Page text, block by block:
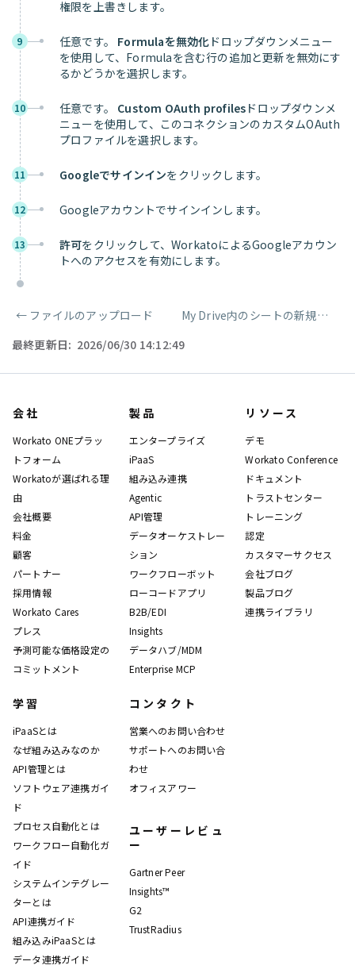
権限を上書きします。
9 任意です。 Formulaを無効化 ドロップダウンメニュー
を使用して、Formulaを含む行の追加と更新を無効にす
るかどうかを選択します。
10 任意です。 Custom OAuth profiles ドロップダウンメ
ニューを使用して、このコネクションのカスタムOAuth
プロファイルを選択します。
11 Googleでサインインをクリックします。
12 Googleアカウントでサインインします。
13 許可をクリックして、WorkatoによるGoogleアカウン
トへのアクセスを有効にします。
ページャー
← ファイルのアップロード My Drive内のシートの新規行
最終更新日: 2026/06/30 14:12:49
会社
Workato ONEプラッ
トフォーム
Workatoが選ばれる理
由
会社概要
料金
顧客
パートナー
採用情報
Workato Cares
プレス
予測可能な価格設定の
コミットメント
製品
エンタープライズ
iPaaS
組み込み連携
Agentic
API管理
データオーケストレー
ション
ワークフローボット
ローコードアプリ
B2B/EDI
Insights
データハブ/MDM
Enterprise MCP
リソース
デモ
Workato Conference
ドキュメント
トラストセンター
トレーニング
認定
カスタマーサクセス
会社ブログ
製品ブログ
連携ライブラリ
学習
iPaaSとは
なぜ組み込みなのか
API管理とは
ソフトウェア連携ガイ
ド
プロセス自動化とは
ワークフロー自動化ガ
イド
システムインテグレー
ターとは
API連携ガイド
組み込みiPaaSとは
データ連携ガイド
コンタクト
営業へのお問い合わせ
サポートへのお問い合
わせ
オフィスアワー
ユーザーレビュ
ー
Gartner Peer
Insights™
G2
TrustRadius